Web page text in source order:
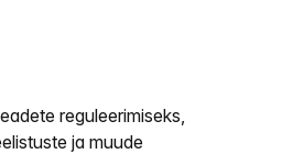
reguleerimiseks,
ja muude